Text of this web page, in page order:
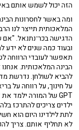
הזה יכול לשמש אותם
ומה באשר לחסרונות
המלאכותית תייצר לנו
הדגישהבכר־נתנאל. "אם
ובעוד כמה שנים לא
תאפשר לעובדי הרווחה
הבינה המלאכותית. אנחנו
להביא לשולחן. נדרשת
על חינוך, על רווחה על
GPTשל המורה ילמד את
ילדים צריכים להתרכז
לתת לילדינו היום הוא
לא תחליף אותם. צריך